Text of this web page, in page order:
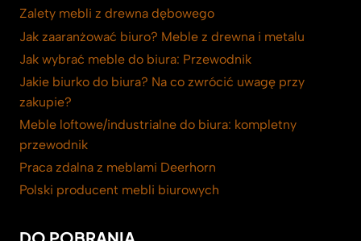
Zalety mebli z drewna dębowego
Jak zaaranżować biuro? Meble z drewna i metalu
Jak wybrać meble do biura: Przewodnik
Jakie biurko do biura? Na co zwrócić uwagę przy
zakupie?
Meble loftowe/industrialne do biura: kompletny
przewodnik
Praca zdalna z meblami Deerhorn
Polski producent mebli biurowych